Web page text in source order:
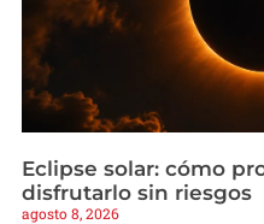
Eclipse solar: cómo
disfrutarlo sin riesgos
agosto 8, 2026